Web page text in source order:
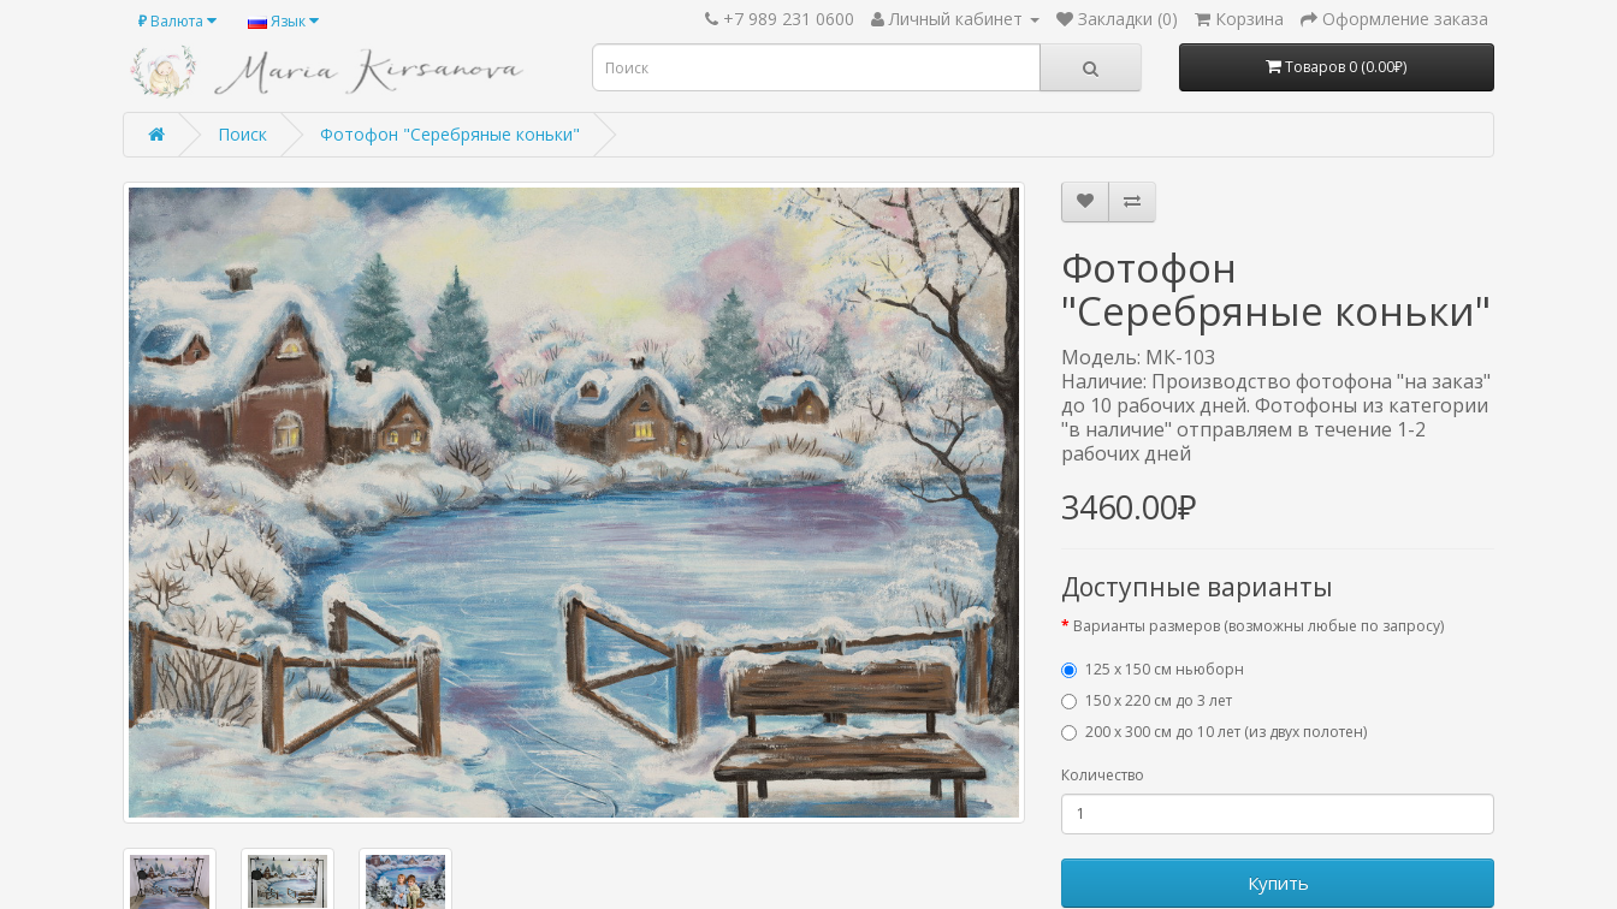
₽ Валюта Язык +7 989 231 0600 Личный кабинет Закладки (0) Корзина Оформление заказа
Товаров 0 (0.00₽)
Поиск Фотофон "Серебряные коньки"
Фотофон
"Серебряные коньки"
Модель: МК-103
Наличие: Производство фотофона "на заказ"
до 10 рабочих дней. Фотофоны из категории
"в наличие" отправляем в течение 1-2
рабочих дней
3460.00₽
Доступные варианты
Варианты размеров (возможны любые по запросу)
125 x 150 см ньюборн
150 х 220 см до 3 лет
200 х 300 см до 10 лет (из двух полотен)
Количество
Купить